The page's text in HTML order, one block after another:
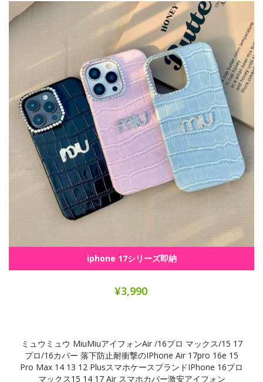
iphone 17シリーズ即納
¥3,990
ミュウミュウ MiuMiuアイフォンAir /16プロ マックス/15 17
プロ/16カバー 落下防止耐衝撃のiPhone Air 17pro 16e 15
Pro Max 14 13 12 PlusスマホケースブランドiPhone 16プロ
マックス15 14 17 Air スマホカバー激安アイフォン